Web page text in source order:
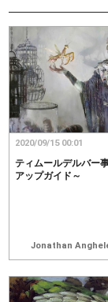
Jonathan
ティムールデルバー
アップガイド～
2020/09/15 00:01